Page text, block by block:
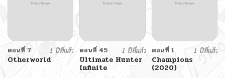
ตอนที่ 7
1 ปีที่แล้ว
Otherworld
ตอนที่ 45
1 ปีที่แล้ว
Ultimate Hunter
Infinite
ตอนที่ 1
1 ปีที่แล้ว
Champions
(2020)